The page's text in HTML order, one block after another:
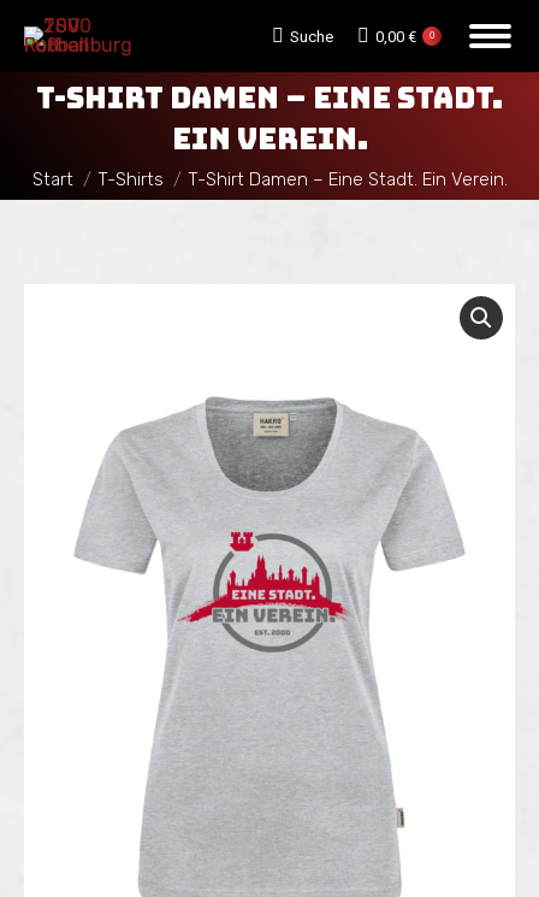
Search:
Suche 0,00 € 0
T-SHIRT DAMEN – EINE STADT.
EIN VEREIN.
Sie befinden sich hier:
Start T-Shirts T-Shirt Damen – Eine Stadt. Ein Verein.